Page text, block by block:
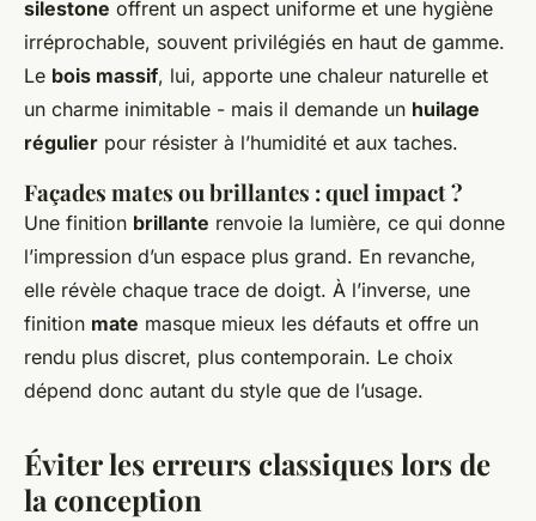
silestone offrent un aspect uniforme et une hygiène
irréprochable, souvent privilégiés en haut de gamme.
Le bois massif, lui, apporte une chaleur naturelle et
un charme inimitable - mais il demande un huilage
régulier pour résister à l’humidité et aux taches.
Façades mates ou brillantes : quel impact ?
Une finition brillante renvoie la lumière, ce qui donne
l’impression d’un espace plus grand. En revanche,
elle révèle chaque trace de doigt. À l’inverse, une
finition mate masque mieux les défauts et offre un
rendu plus discret, plus contemporain. Le choix
dépend donc autant du style que de l’usage.
Éviter les erreurs classiques lors de
la conception